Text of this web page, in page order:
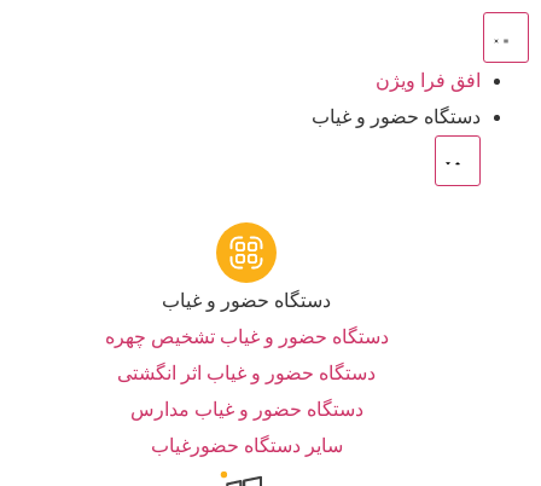
افق فرا ویژن
دستگاه حضور و غیاب
دستگاه حضور و غیاب
دستگاه حضور و غیاب تشخیص چهره
دستگاه حضور و غیاب اثر انگشتی
دستگاه حضور و غیاب مدارس
سایر دستگاه حضورغیاب